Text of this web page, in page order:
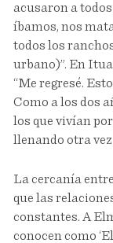
acusaron a
íbamos, nos
todos los
urbano)”. En
“Me regresé.
Como a los dos
los que vivían
llenando otra vez
La cercanía
que las
constantes. A
conocen como